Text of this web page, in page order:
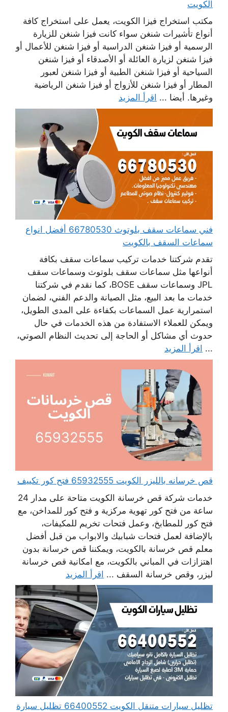
الكويت
مكتب استخراج فيزا الكويت، يعمل على استخراج كافة
أنواع تأشيرات شنغن سواء كانت فيزا شنغن للزيارة
الرسمية أو فيزا شنغن الدراسية أو فيزا شنغن للأعمال أو
فيزا شنغن لزيارة العائلة أو الأصدقاء أو فيزا شنغن
السياحية أو فيزا شنغن الطبية أو فيزا شنغن لعبور
المطار أو فيزا شنغن للأزواج أو فيزا شنغن الرياضية
وغيرها. أيضا ... اقرأ المزيد
فني سماعات سقف بلوتوث 66780530 أفضل انواع
سماعات السقف بالكويت
تقدم شركتنا خدمات تركيب سماعات سقف بكافة
أنواعها مثل سماعات سقف بلوتوث وسماعات سقف
JPL وسماعات سقف BOSE، كما نقدم في شركتنا
خدمات ما بعد البيع، مثل الصيانة والدعم الفني، لضمان
استمرارية عمل السماعات بكفاءة على المدى الطويل،
ويمكن للعملاء الاستفادة من هذه الخدمات في حال
حدوث أي مشاكل أو الحاجة إلى تحديث النظام الصوتي،
... اقرأ المزيد
قص خرسانه بالليزر الكويت 65932555 فتح كور تكييف
خدمات شركة قص خرسانة الكويت متاحة على مدار 24
ساعة من فتح كور تهوية مركزية و فتح كور للمداخن، مع
فتح كور للمطابخ، وعمل فتحات تخريم للمكيفات،
بالإضافة لعمل فتحات شبابيك والابواب من قبل أفضل
معلم قص خرسانة بالكويت، ويمكننا قص خرسانة بدون
اهتزازات في المباني بالكويت، مع امكانية قص خرسانة
ليزر، وقص خرسانة السقف ... اقرأ المزيد
تظليل سيارات متنقل الكويت 66400552 تظليل سيارة